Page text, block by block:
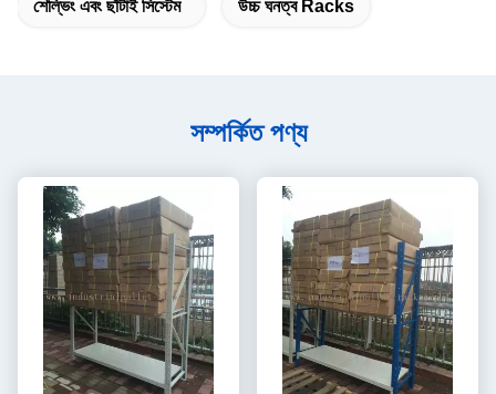
শেল্ভিং এবং ছাঁটাই সিস্টেম উচ্চ ঘনত্ব Racks
সম্পর্কিত পণ্য